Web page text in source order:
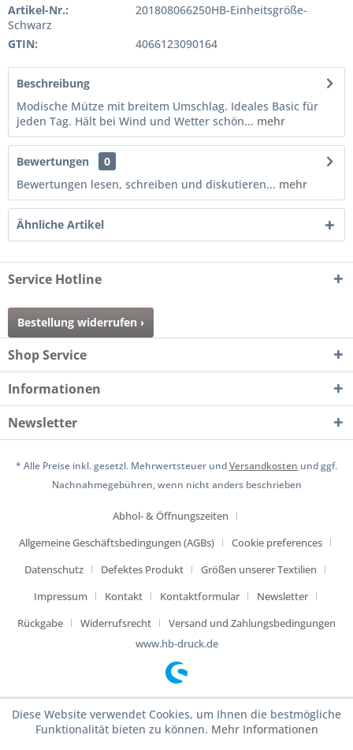
Artikel-Nr.:
201808066250HB-Einheitsgröße-
Schwarz
GTIN:
4066123090164
Beschreibung
Modische Mütze mit breitem Umschlag. Ideales Basic für
jeden Tag. Hält bei Wind und Wetter schön... mehr
Bewertungen
0
Bewertungen lesen, schreiben und diskutieren... mehr
Ähnliche Artikel
Service Hotline
Bestellung widerrufen ›
Shop Service
Informationen
Newsletter
* Alle Preise inkl. gesetzl. Mehrwertsteuer undVersandkosten und ggf.
Nachnahmegebühren, wenn nicht anders beschrieben
Abhol- & Öffnungszeiten
Allgemeine Geschäftsbedingungen (AGBs)
Cookie preferences
Datenschutz
Defektes Produkt
Größen unserer Textilien
Impressum
Kontakt Kontaktformular
Newsletter
Rückgabe
Widerrufsrecht
Versand und Zahlungsbedingungen
www.hb-druck.de
Diese Website verwendet Cookies, um Ihnen die bestmögliche
Funktionalität bieten zu können. Mehr Informationen